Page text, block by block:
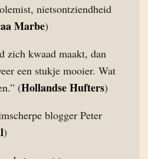
nietsontziendheid
Marbe)
zich kwaad maakt, dan
een stukje mooier. Wat
(Hollandse Hufters)
blogger Peter
)